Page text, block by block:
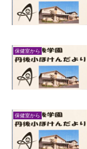
保健室から
保健室から